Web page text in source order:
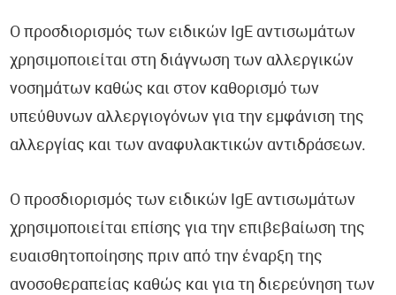
Ο προσδιορισμός των ειδικών IgE αντισωμάτων
χρησιμοποιείται στη διάγνωση των αλλεργικών
νοσημάτων καθώς και στον καθορισμό των
υπεύθυνων αλλεργιογόνων για την εμφάνιση της
αλλεργίας και των αναφυλακτικών αντιδράσεων.
Ο προσδιορισμός των ειδικών IgE αντισωμάτων
χρησιμοποιείται επίσης για την επιβεβαίωση της
ευαισθητοποίησης πριν από την έναρξη της
ανοσοθεραπείας καθώς και για τη διερεύνηση των